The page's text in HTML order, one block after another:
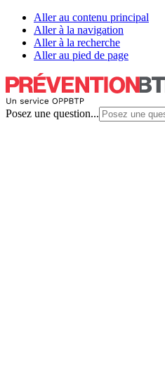
Aller au contenu principal
Aller à la navigation
Aller à la recherche
Aller au pied de page
Posez une question...